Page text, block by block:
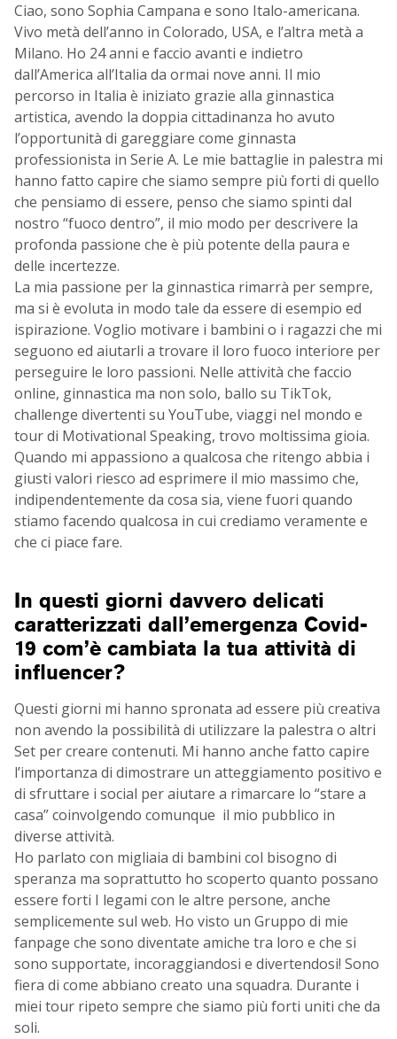
Ciao, sono Sophia Campana e sono Italo-americana.
Vivo metà dell’anno in Colorado, USA, e l’altra metà a
Milano. Ho 24 anni e faccio avanti e indietro
dall’America all’Italia da ormai nove anni. Il mio
percorso in Italia è iniziato grazie alla ginnastica
artistica, avendo la doppia cittadinanza ho avuto
l’opportunità di gareggiare come ginnasta
professionista in Serie A. Le mie battaglie in palestra mi
hanno fatto capire che siamo sempre più forti di quello
che pensiamo di essere, penso che siamo spinti dal
nostro “fuoco dentro”, il mio modo per descrivere la
profonda passione che è più potente della paura e
delle incertezze.
La mia passione per la ginnastica rimarrà per sempre,
ma si è evoluta in modo tale da essere di esempio ed
ispirazione. Voglio motivare i bambini o i ragazzi che mi
seguono ed aiutarli a trovare il loro fuoco interiore per
perseguire le loro passioni. Nelle attività che faccio
online, ginnastica ma non solo, ballo su TikTok,
challenge divertenti su YouTube, viaggi nel mondo e
tour di Motivational Speaking, trovo moltissima gioia.
Quando mi appassiono a qualcosa che ritengo abbia i
giusti valori riesco ad esprimere il mio massimo che,
indipendentemente da cosa sia, viene fuori quando
stiamo facendo qualcosa in cui crediamo veramente e
che ci piace fare.
In questi giorni davvero delicati
caratterizzati dall’emergenza Covid-
19 com’è cambiata la tua attività di
influencer?
Questi giorni mi hanno spronata ad essere più creativa
non avendo la possibilità di utilizzare la palestra o altri
Set per creare contenuti. Mi hanno anche fatto capire
l’importanza di dimostrare un atteggiamento positivo e
di sfruttare i social per aiutare a rimarcare lo “stare a
casa” coinvolgendo comunque il mio pubblico in
diverse attività.
Ho parlato con migliaia di bambini col bisogno di
speranza ma soprattutto ho scoperto quanto possano
essere forti I legami con le altre persone, anche
semplicemente sul web. Ho visto un Gruppo di mie
fanpage che sono diventate amiche tra loro e che si
sono supportate, incoraggiandosi e divertendosi! Sono
fiera di come abbiano creato una squadra. Durante i
miei tour ripeto sempre che siamo più forti uniti che da
soli.